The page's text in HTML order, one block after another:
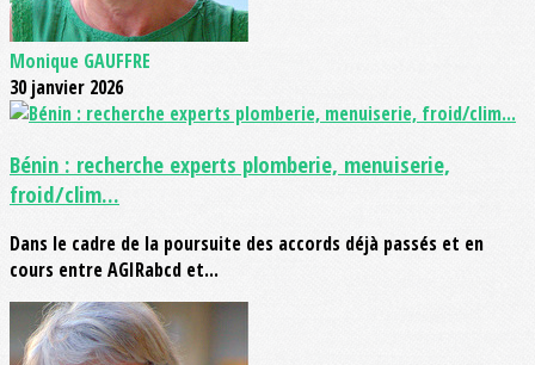
Monique GAUFFRE
30 janvier 2026
Bénin : recherche experts plomberie, menuiserie,
froid/clim...
Dans le cadre de la poursuite des accords déjà passés et en
cours entre AGIRabcd et...